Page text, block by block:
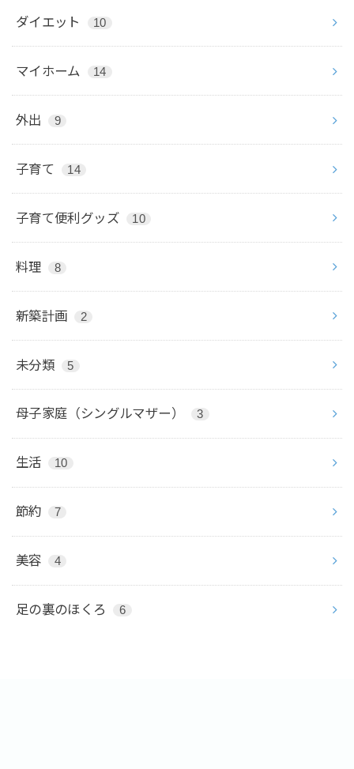
ダイエット 10
マイホーム 14
外出 9
子育て 14
子育て便利グッズ 10
料理 8
新築計画 2
未分類 5
母子家庭（シングルマザー） 3
生活 10
節約 7
美容 4
足の裏のほくろ 6